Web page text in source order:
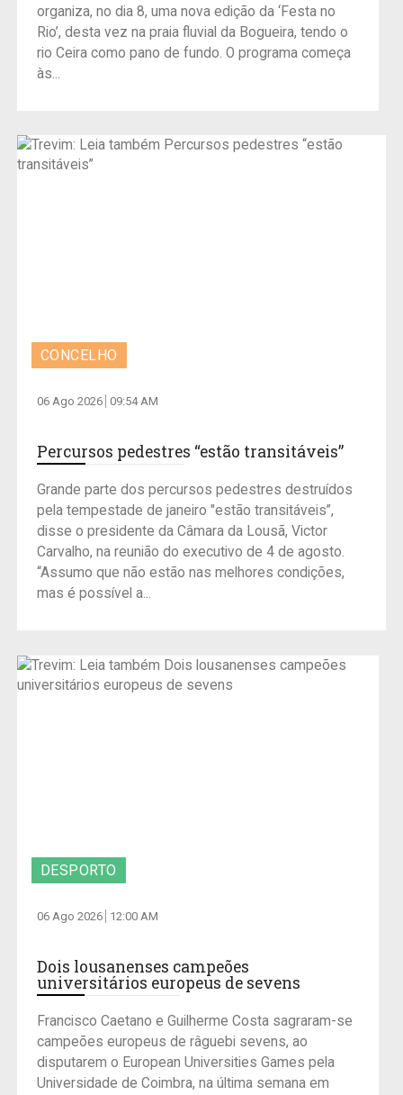
organiza, no dia 8, uma nova edição da ‘Festa no
Rio’, desta vez na praia fluvial da Bogueira, tendo o
rio Ceira como pano de fundo. O programa começa
às...
CONCELHO
06 Ago 2026 09:54 AM
Percursos pedestres “estão transitáveis”
Grande parte dos percursos pedestres destruídos
pela tempestade de janeiro "estão transitáveis”,
disse o presidente da Câmara da Lousã, Victor
Carvalho, na reunião do executivo de 4 de agosto.
“Assumo que não estão nas melhores condições,
mas é possível a...
DESPORTO
06 Ago 2026 12:00 AM
Dois lousanenses campeões
universitários europeus de sevens
Francisco Caetano e Guilherme Costa sagraram-se
campeões europeus de râguebi sevens, ao
disputarem o European Universities Games pela
Universidade de Coimbra, na última semana em